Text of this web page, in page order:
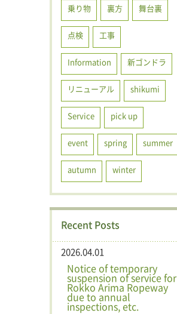
乗り物 裏方 舞台裏
点検 工事
Information 新ゴンドラ
リニューアル shikumi
Service pick up
event spring summer
autumn winter
Recent Posts
2026.04.01
Notice of temporary
suspension of service for
Rokko Arima Ropeway
due to annual
inspections, etc.